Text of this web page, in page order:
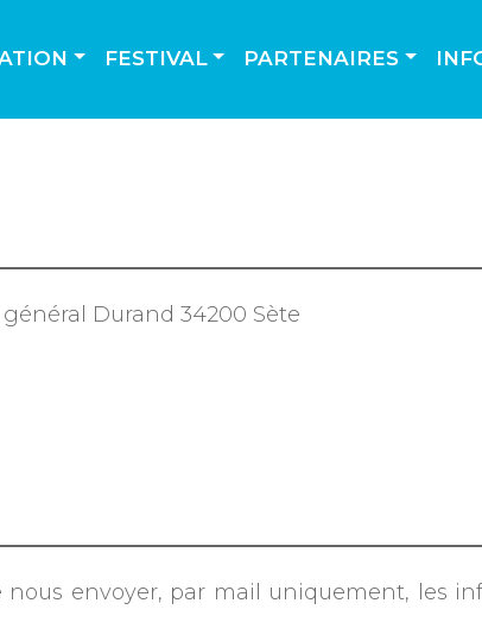
FESTIVAL PARTENAIRES
général Durand 34200 Sète
envoyer, par mail uniquement, les